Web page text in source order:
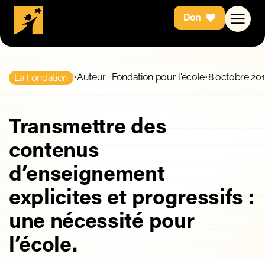
Don
La Fondation •Auteur : Fondation pour l'école•8 octobre
Transmettre des
contenus
d’enseignement
explicites et progressifs :
une nécessité pour
l’école.